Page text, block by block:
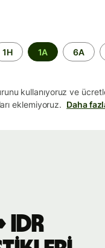
1H 1A 6A
kullanıyoruz ve
eklemiyoruz. Daha
IDR